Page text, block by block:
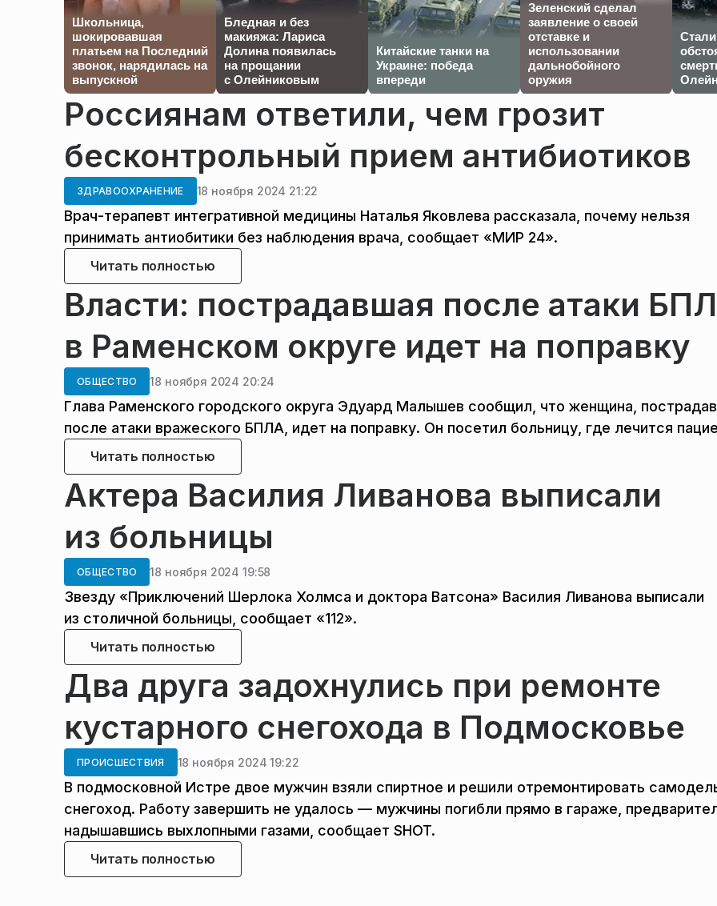
Школьница,
шокировавшая
платьем на Последний
звонок, нарядилась на
выпускной
Бледная и без
макияжа: Лариса
Долина появилась
на прощании
с Олейниковым
Китайские танки на
Украине: победа
впереди
Зеленский сделал
заявление о своей
отставке и
использовании
дальнобойного
оружия
Россиянам ответили, чем грозит
бесконтрольный прием антибиотиков
ЗДРАВООХРАНЕНИЕ 18 ноября 2024 21:22
Врач-терапевт интегративной медицины Наталья Яковлева рассказала, почему нельзя
принимать антиобитики без наблюдения врача, сообщает «МИР 24».
Читать полностью
Власти: пострадавшая после атаки
в Раменском округе идет на поправку
ОБЩЕСТВО 18 ноября 2024 20:24
Глава Раменского городского округа Эдуард Малышев сообщил, что женщина,
после атаки вражеского БПЛА, идет на поправку. Он посетил больницу, где лечится
Читать полностью
Актера Василия Ливанова выписали
из больницы
ОБЩЕСТВО 18 ноября 2024 19:58
Звезду «Приключений Шерлока Холмса и доктора Ватсона» Василия Ливанова выписали
из столичной больницы, сообщает «112».
Читать полностью
Два друга задохнулись при ремонте
кустарного снегохода в Подмосковье
ПРОИСШЕСТВИЯ 18 ноября 2024 19:22
В подмосковной Истре двое мужчин взяли спиртное и решили отремонтировать
снегоход. Работу завершить не удалось — мужчины погибли прямо в гараже,
надышавшись выхлопными газами, сообщает SHOT.
Читать полностью